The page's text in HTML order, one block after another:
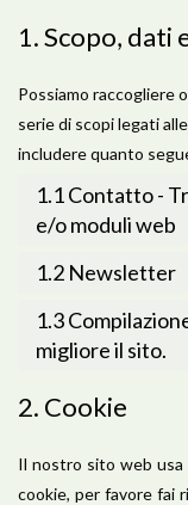
1. Scopo, dati
Possiamo raccogliere
serie di scopi legati
includere quanto
1.1 Contatto -
e/o moduli web
1.2 Newsletter
1.3
migliore il sito.
2. Cookie
Il nostro sito web usa
cookie, per favore fai